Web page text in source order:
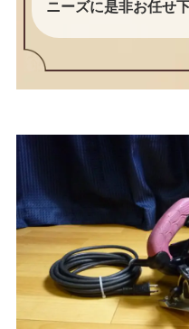
ニーズに是非お任せ